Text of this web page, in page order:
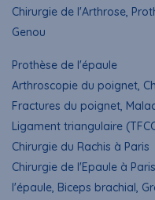
Chirurgie de l'Arthrose,
Genou
Prothèse de l'épaule
Arthroscopie du poignet,
Fractures du poignet,
Ligament triangulaire
Chirurgie du Rachis à Paris
Chirurgie de l'Epaule à Paris
l'épaule, Biceps brachial,